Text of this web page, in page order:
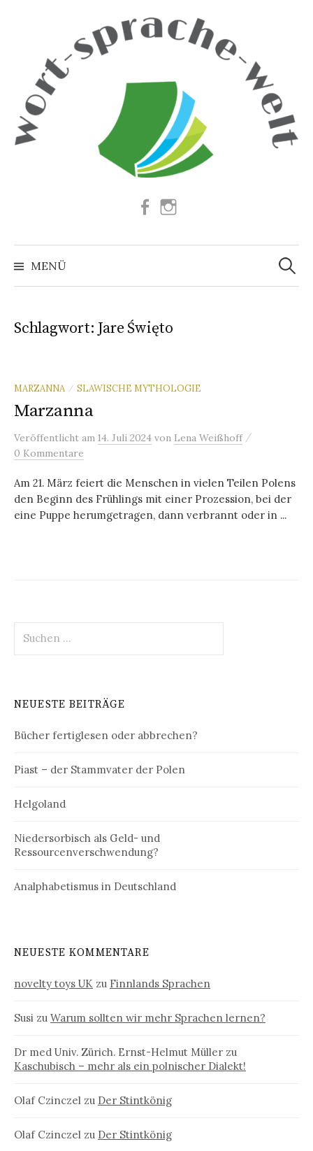
Facebook
MENÜ
Suchen
nach:
Schlagwort: Jare Święto
MARZANNA / SLAWISCHE MYTHOLOGIE
Marzanna
Veröffentlicht am 14. Juli 2024 von Lena Weißhoff /
0 Kommentare
Am 21. März feiert die Menschen in vielen Teilen Polens
den Beginn des Frühlings mit einer Prozession, bei der
eine Puppe herumgetragen, dann verbrannt oder in ...
nach:
NEUESTE BEITRÄGE
Bücher fertiglesen oder abbrechen?
Piast – der Stammvater der Polen
Helgoland
Niedersorbisch als Geld- und
Ressourcenverschwendung?
Analphabetismus in Deutschland
NEUESTE KOMMENTARE
novelty toys UK zu Finnlands Sprachen
Susi zu Warum sollten wir mehr Sprachen lernen?
Dr med Univ. Zürich. Ernst-Helmut Müller zu
Kaschubisch – mehr als ein polnischer Dialekt!
Olaf Czinczel zu Der Stintkönig
Olaf Czinczel zu Der Stintkönig